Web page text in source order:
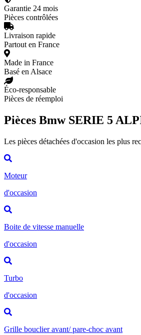
Garantie 24 mois
Pièces contrôlées
Livraison rapide
Partout en France
Made in France
Basé en Alsace
Éco-responsable
Pièces de réemploi
Pièces Bmw SERIE 5
Les pièces détachées d'occasion les plus
Moteur
d'occasion
Boite de vitesse manuelle
d'occasion
Turbo
d'occasion
Grille bouclier avant/ pare-choc avant